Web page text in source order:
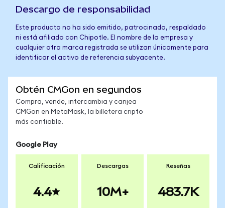
Descargo de responsabilidad
Este producto no ha sido emitido, patrocinado, respaldado
ni está afiliado con Chipotle. El nombre de la empresa y
cualquier otra marca registrada se utilizan únicamente para
identificar el activo de referencia subyacente.
Obtén CMGon en segundos
Compra, vende, intercambia y canjea
CMGon en MetaMask, la billetera cripto
más confiable.
Google Play
Calificación
4.4
Descargas
10M+
Reseñas
483.7K